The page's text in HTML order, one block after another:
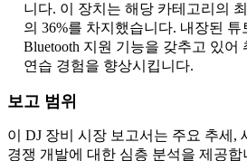
니다. 이 장치는 해당 카테고리의
의 36%를 차지했습니다. 내장된
Bluetooth 지원 기능을 갖추고 있어
연습 경험을 향상시킵니다.
보고 범위
이 DJ 장비 시장 보고서는 주요 추세,
경쟁 개발에 대한 심층 분석을 제공합